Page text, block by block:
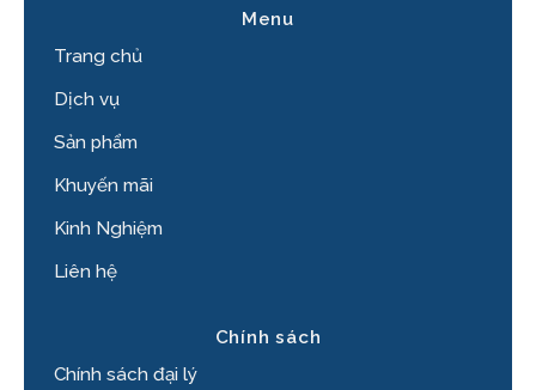
Menu
Trang chủ
Dịch vụ
Sản phẩm
Khuyến mãi
Kinh Nghiệm
Liên hệ
Chính sách
Chính sách đại lý